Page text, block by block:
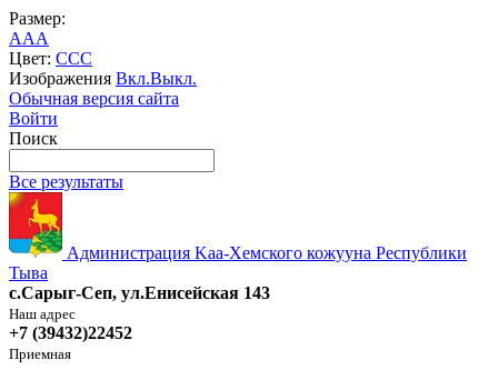
Размер:
AAA
Цвет: CCC
Изображения Вкл.Выкл.
Обычная версия сайта
Войти
Поиск
Все результаты
Администрация Kaa-Хемского кожууна Республики
Тыва
с.Сарыг-Сеп, ул.Енисейская 143
Наш адрес
+7 (39432)22452
Приемная